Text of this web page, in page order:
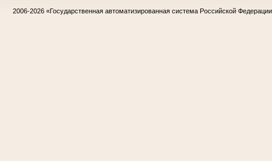
2006-2026 «Государственная автоматизированная система Российской